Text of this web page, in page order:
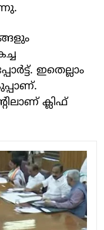
ഇതെല്ലാം
ക്ലിഫ്